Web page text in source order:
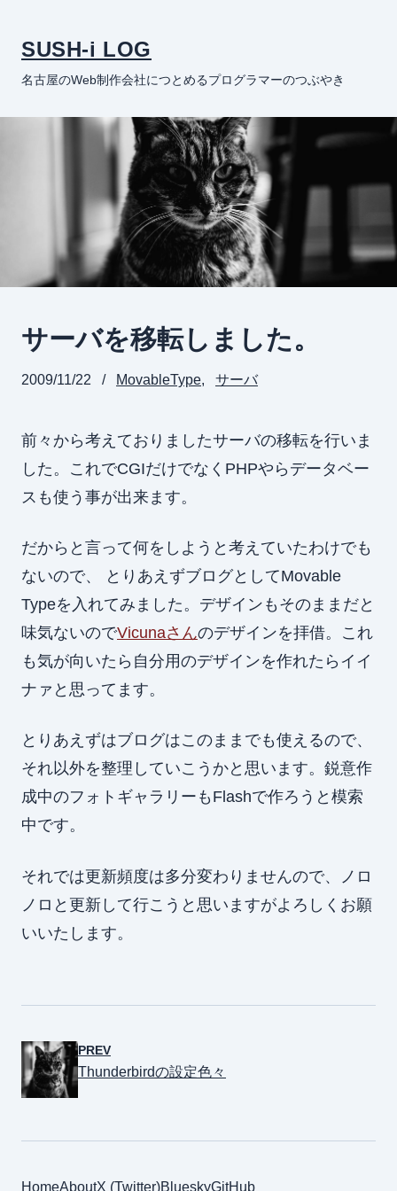
SUSH-i LOG
名古屋のWeb制作会社につとめるプログラマーのつぶやき
サーバを移転しました。
2009/11/22 MovableType サーバ
前々から考えておりましたサーバの移転を行いま
した。これでCGIだけでなくPHPやらデータベー
スも使う事が出来ます。
だからと言って何をしようと考えていたわけでも
ないので、 とりあえずブログとしてMovable
Typeを入れてみました。デザインもそのままだと
味気ないのでVicunaさんのデザインを拝借。これ
も気が向いたら自分用のデザインを作れたらイイ
ナァと思ってます。
とりあえずはブログはこのままでも使えるので、
それ以外を整理していこうかと思います。鋭意作
成中のフォトギャラリーもFlashで作ろうと模索
中です。
それでは更新頻度は多分変わりませんので、ノロ
ノロと更新して行こうと思いますがよろしくお願
いいたします。
PREV
Thunderbirdの設定色々
HomeAboutX (Twitter)BlueskyGitHub